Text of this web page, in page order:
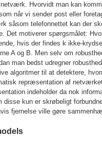
Hvorvidt man kan
når vi sender post eller
såsom telefonnettet kan der
Det motiverer spørgsmålet:
hvis der findes k ikke-
A og B. Men selv om
man bedst udregner
algoritmer til at detektere,
repræsentation af
indeholder da nok
disse kun er skrøbeligt
fjernelse ville gøre